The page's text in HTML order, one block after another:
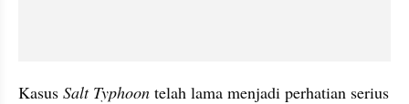
Kasus Salt Typhoon telah lama menjadi perhatian serius